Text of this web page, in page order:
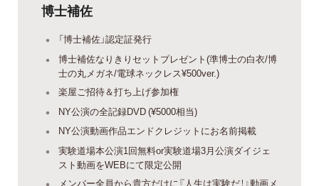
博士補佐
「博士補佐」認定証発行
博士補佐なりきりセットプレゼント(準博士の白衣/博
士の丸メガネ/電球ネックレス¥500ver.)
楽屋ご招待＆打ち上げ参加権
NY公演の全記録DVD (¥5000相当)
NY公演動画作品エンドクレジットにお名前掲載
実験道場本公演1回無料or実験道場3月公演ダイジェ
スト動画をWEBにて限定公開
メンバー全員から貴方だけに『人生は実験だ！』動画メ